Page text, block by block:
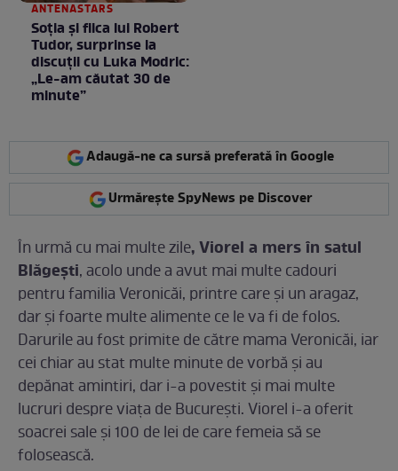
ANTENASTARS
Soția și fiica lui Robert
Tudor, surprinse la
discuții cu Luka Modric:
„Le-am căutat 30 de
minute”
Adaugă-ne ca sursă preferată în Google
Urmărește SpyNews pe Discover
În urmă cu mai multe zile, Viorel a mers în satul
Blăgești, acolo unde a avut mai multe cadouri
pentru familia Veronicăi, printre care și un aragaz,
dar și foarte multe alimente ce le va fi de folos.
Darurile au fost primite de către mama Veronicăi, iar
cei chiar au stat multe minute de vorbă și au
depănat amintiri, dar i-a povestit și mai multe
lucruri despre viața de București. Viorel i-a oferit
soacrei sale și 100 de lei de care femeia să se
folosească.